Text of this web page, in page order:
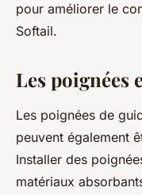
pour améliorer le
Softail.
Les poignées
Les poignées de
peuvent également
Installer des
matériaux